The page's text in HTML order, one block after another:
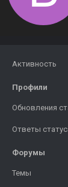
Активность
Профили
Обновления
Ответы
Форумы
Темы